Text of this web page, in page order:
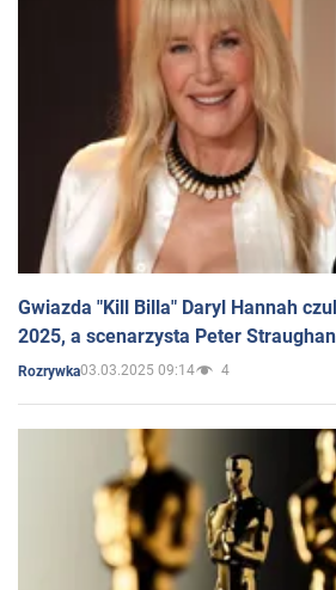
Gwiazda "Kill Billa" Daryl Hannah
2025, a scenarzysta Peter
Rozrywka03.03.2025 09:14 4